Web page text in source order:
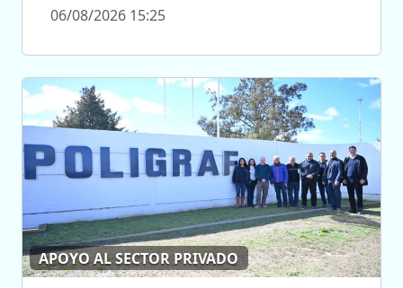
06/08/2026 15:25
APOYO AL SECTOR PRIVADO